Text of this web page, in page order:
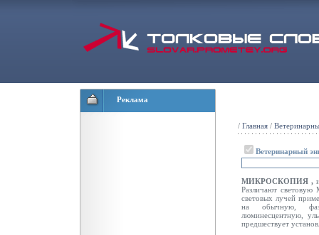
Реклама
/ Главная /
Ветеринарный
МИКРОСКОПИЯ ,
Различают
световых лучей
на обычную,
люминесцентную,
предшествует